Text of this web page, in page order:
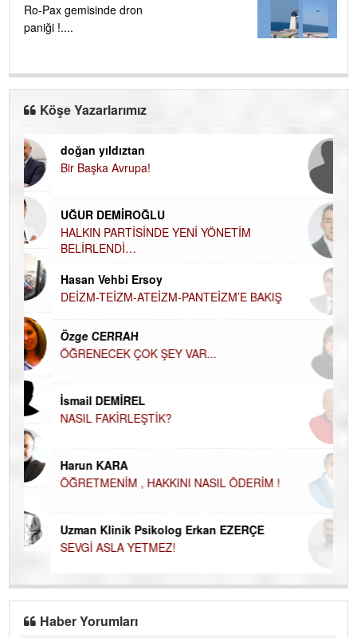
Ro-Pax gemisinde dron
paniği !....
Köşe Yazarlarımız
doğan yıldıztan
Bir Başka Avrupa!
UĞUR DEMİROĞLU
HALKIN PARTİSİNDE YENİ YÖNETİM
BELİRLENDİ…
Hasan Vehbi Ersoy
DEİZM-TEİZM-ATEİZM-PANTEİZM’E BAKIŞ
Özge CERRAH
ÖĞRENECEK ÇOK ŞEY VAR...
İsmail DEMİREL
NASIL FAKİRLEŞTİK?
Harun KARA
ÖĞRETMENİM , HAKKINI NASIL ÖDERİM !
Uzman Klinik Psikolog Erkan EZERÇE
SEVGİ ASLA YETMEZ!
Haber Yorumları